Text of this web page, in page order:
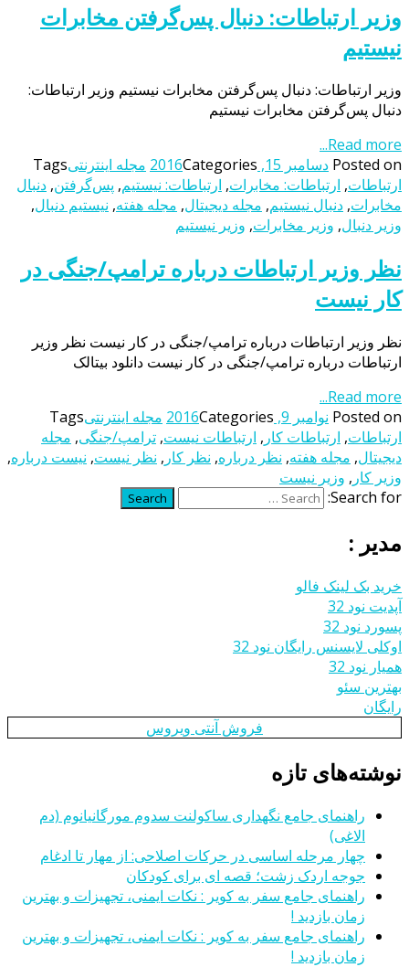
وزیر ارتباطات: دنبال پس‌گرفتن مخابرات
نیستیم
وزیر ارتباطات: دنبال پس‌گرفتن مخابرات نیستیم وزیر ارتباطات:
دنبال پس‌گرفتن مخابرات نیستیم
Read more...
Posted on دسامبر 15, 2016 Categories مجله اینترنتیTags
ارتباطات, ارتباطات: مخابرات, ارتباطات: نیستیم, پس‌گرفتن, دنبال
مخابرات, دنبال نیستیم, مجله دیجیتال, مجله هفته, نیستیم دنبال,
وزیر دنبال, وزیر مخابرات, وزیر نیستیم
نظر وزیر ارتباطات درباره ترامپ/جنگی در
کار نیست
نظر وزیر ارتباطات درباره ترامپ/جنگی در کار نیست نظر وزیر
ارتباطات درباره ترامپ/جنگی در کار نیست دانلود بیتالک
Read more...
Posted on نوامبر 9, 2016 Categories مجله اینترنتیTags
ارتباطات, ارتباطات کار , ارتباطات نیست, ترامپ/جنگی, مجله
دیجیتال, مجله هفته, نظر درباره, نظر کار , نظر نیست, نیست درباره,
وزیر کار , وزیر نیست
Search for:
Search
مدیر :
خرید بک لینک فالو
آپدیت نود 32
پسورد نود 32
اوکلی لایسنس رایگان نود 32
همیار نود 32
بهترین سئو
رایگان
فروش آنتی ویروس
نوشته‌های تازه
راهنمای جامع نگهداری ساکولنت سدوم مورگانیانوم (دم
الاغی)
چهار مرحله اساسی در حرکات اصلاحی: از مهار تا ادغام
جوجه اردک زشت؛ قصه ای برای کودکان
راهنمای جامع سفر به کویر : نکات ایمنی، تجهیزات و بهترین
زمان بازدید !
راهنمای جامع سفر به کویر : نکات ایمنی، تجهیزات و بهترین
زمان بازدید !